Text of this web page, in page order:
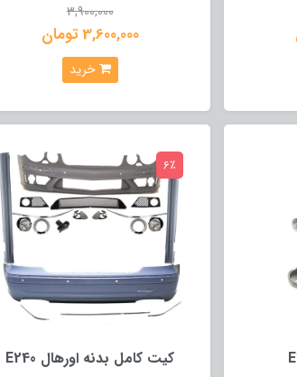
3,900,000
3,600,000 تومان
خرید
کیت کامل بدنه اورهال E240
6٪